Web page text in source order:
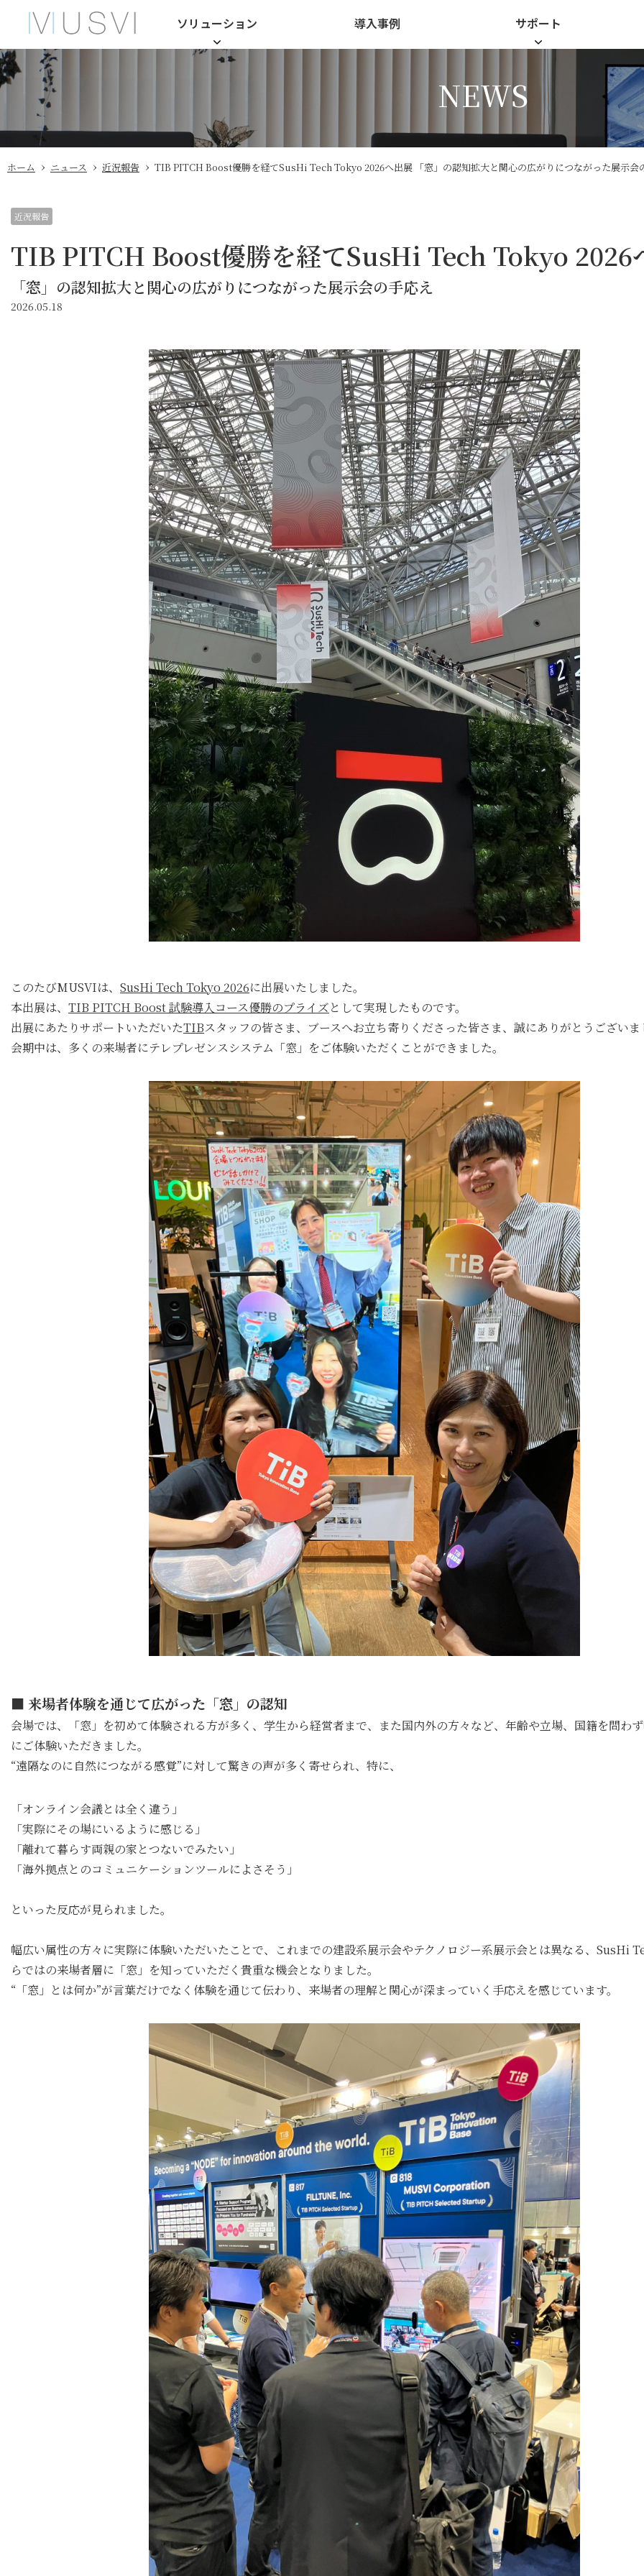
ソリューション 導入事例 サポート
NEWS
ホーム › ニュース › 近況報告 › TIB PITCH Boost優勝を経てSusHi Tech Tokyo 2026へ出展 「窓」の認知拡大と関心の広がりにつながった展示会
近況報告
TIB PITCH Boost優勝を経てSusHi Tech Tokyo 2026
「窓」の認知拡大と関心の広がりにつながった展示会の手応え
2026.05.18
このたびMUSVIは、 SusHi Tech Tokyo 2026に出展いたしました。
本出展は、 TIB PITCH Boost 試験導入コース優勝のプライズとして実現したものです。
出展にあたりサポートいただいたTIBスタッフの皆さま、ブースへお立ち寄りくださった皆さま、誠にありがとうございま
会期中は、多くの来場者にテレプレゼンスシステム「窓」をご体験いただくことができました。
■ 来場者体験を通じて広がった「窓」の認知
会場では、「窓」を初めて体験される方が多く、学生から経営者まで、また国内外の方々など、年齢や立場、国籍を問わ
にご体験いただきました。
“遠隔なのに自然につながる感覚”に対して驚きの声が多く寄せられ、特に、
「オンライン会議とは全く違う」
「実際にその場にいるように感じる」
「離れて暮らす両親の家とつないでみたい」
「海外拠点とのコミュニケーションツールによさそう」
といった反応が見られました。
幅広い属性の方々に実際に体験いただいたことで、これまでの建設系展示会やテクノロジー系展示会とは異なる、SusHi
らではの来場者層に「窓」を知っていただく貴重な機会となりました。
“「窓」とは何か”が言葉だけでなく体験を通じて伝わり、来場者の理解と関心が深まっていく手応えを感じています。